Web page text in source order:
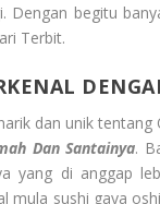
Dengan begitu
Terbit.
dan unik
Dan Santainya.
yang di anggap
mula sushi gaya